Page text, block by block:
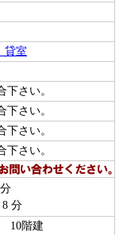
貸室
下さい。
下さい。
下さい。
下さい。
8 分
10階建